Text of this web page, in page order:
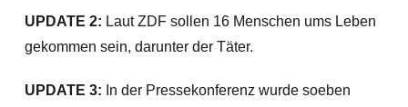
UPDATE 2: Laut ZDF sollen 16 Menschen ums Leben
gekommen sein, darunter der Täter.
UPDATE 3: In der Pressekonferenz wurde soeben